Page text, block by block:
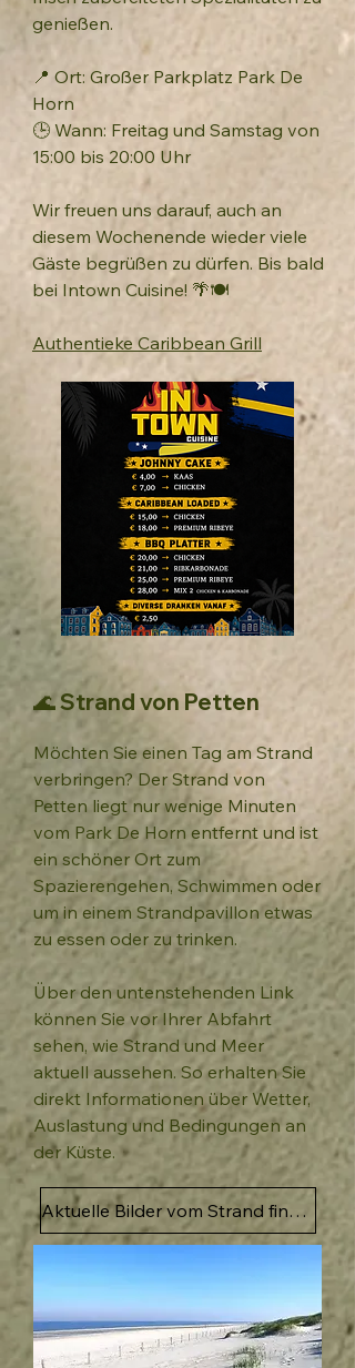
genießen.
📍 Ort: Großer Parkplatz Park De
Horn
🕒 Wann: Freitag und Samstag von
15:00 bis 20:00 Uhr
Wir freuen uns darauf, auch an
diesem Wochenende wieder viele
Gäste begrüßen zu dürfen. Bis bald
bei Intown Cuisine! 🌴🍽️
Authentieke Caribbean Grill
🌊 Strand von Petten
Möchten Sie einen Tag am Strand
verbringen? Der Strand von
Petten liegt nur wenige Minuten
vom Park De Horn entfernt und ist
ein schöner Ort zum
Spazierengehen, Schwimmen oder
um in einem Strandpavillon etwas
zu essen oder zu trinken.
Über den untenstehenden Link
können Sie vor Ihrer Abfahrt
sehen, wie Strand und Meer
aktuell aussehen. So erhalten Sie
direkt Informationen über Wetter,
Auslastung und Bedingungen an
der Küste.
Aktuelle Bilder vom Strand finden Sie hier